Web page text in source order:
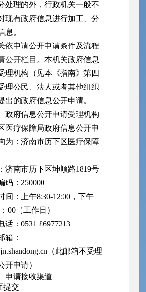
处理的外，行政机关一般不
现有政府信息进行加工、分
息。
依申请公开申请条件及流程
公开栏目 。本机关政府信息
理机构（见本《指南》第四
理公民、法人或者其他组织
出的政府信息公开申请。
政府信息公开申请受理机构
医疗保障局政府信息公开申
为：济南市历下区医疗保障
济南市历下区坤顺路1819号
码：250000
间：上午8:30-12:00，下午
00（工作日）
话：0531-86977213
箱：
（此邮箱不受理
开申请）
申请接收渠道
提交